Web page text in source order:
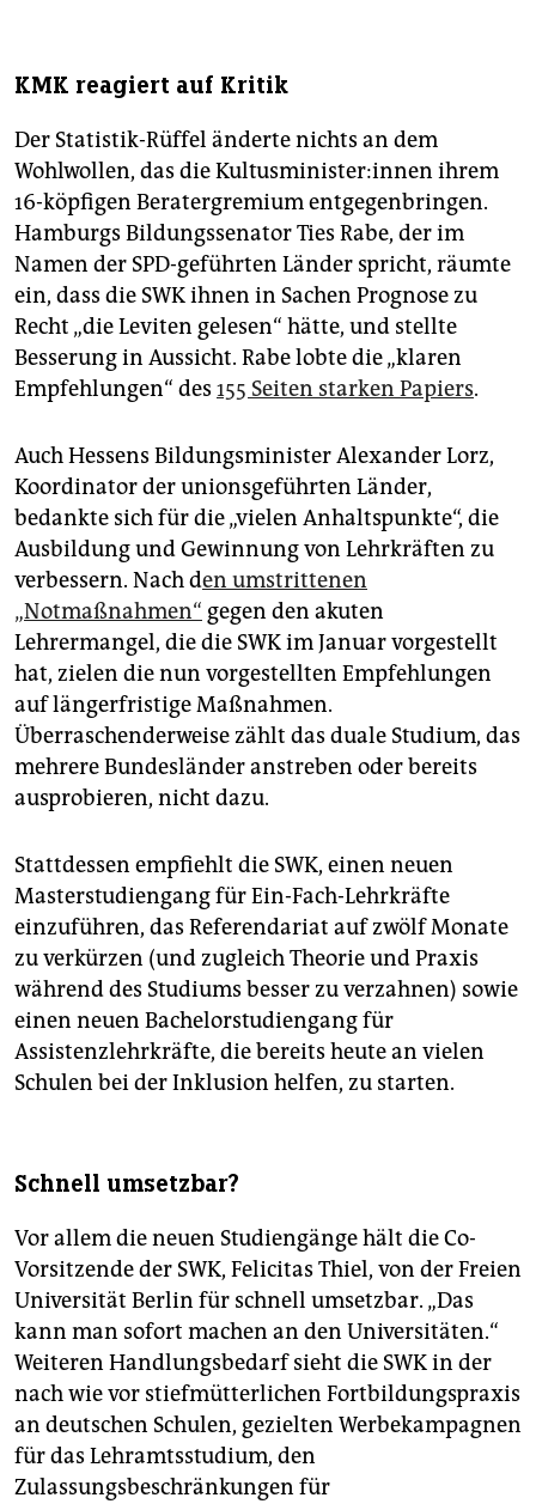
KMK reagiert auf Kritik
Der Statistik-Rüffel änderte nichts an dem
Wohlwollen, das die Kul­tus­mi­nis­te­r:in­nen ihrem
16-köpfigen Beratergremium entgegenbringen.
Hamburgs Bildungssenator Ties Rabe, der im
Namen der SPD-geführten Länder spricht, räumte
ein, dass die SWK ihnen in Sachen Prognose zu
Recht „die Leviten gelesen“ hätte, und stellte
Besserung in Aussicht. Rabe lobte die „klaren
Empfehlungen“ des 155 Seiten starken Papiers.
Auch Hessens Bildungsminister Alexander Lorz,
Koordinator der unionsgeführten Länder,
bedankte sich für die „vielen Anhaltspunkte“, die
Ausbildung und Gewinnung von Lehrkräften zu
verbessern. Nach den umstrittenen
„Notmaßnahmen“ gegen den akuten
Lehrermangel, die die SWK im Januar vorgestellt
hat, zielen die nun vorgestellten Empfehlungen
auf längerfristige Maßnahmen.
Überraschenderweise zählt das duale Studium, das
mehrere Bundesländer anstreben oder bereits
ausprobieren, nicht dazu.
Stattdessen empfiehlt die SWK, einen neuen
Masterstudiengang für Ein-Fach-Lehrkräfte
einzuführen, das Referendariat auf zwölf Monate
zu verkürzen (und zugleich Theorie und Praxis
während des Studiums besser zu verzahnen) sowie
einen neuen Bachelorstudiengang für
Assistenzlehrkräfte, die bereits heute an vielen
Schulen bei der Inklusion helfen, zu starten.
Schnell umsetzbar?
Vor allem die neuen Studiengänge hält die Co-
Vorsitzende der SWK, Felicitas Thiel, von der Freien
Universität Berlin für schnell umsetzbar. „Das
kann man sofort machen an den Universitäten.“
Weiteren Handlungsbedarf sieht die SWK in der
nach wie vor stiefmütterlichen Fortbildungspraxis
an deutschen Schulen, gezielten Werbekampagnen
für das Lehramtsstudium, den
Zulassungsbeschränkungen für